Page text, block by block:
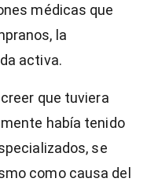
médicas que
la
activa.
que tuviera
había tenido
se
como causa del